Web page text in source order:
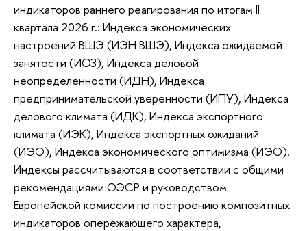
индикаторов раннего реагирования по итогам II
квартала 2026 г.: Индекса экономических
настроений ВШЭ (ИЭН ВШЭ), Индекса ожидаемой
занятости (ИОЗ), Индекса деловой
неопределенности (ИДН), Индекса
предпринимательской уверенности (ИПУ), Индекса
делового климата (ИДК), Индекса экспортного
климата (ИЭК), Индекса экспортных ожиданий
(ИЭО), Индекса экономического оптимизма (ИЭО).
Индексы рассчитываются в соответствии с общими
рекомендациями ОЭСР и руководством
Европейской комиссии по построению композитных
индикаторов опережающего характера,